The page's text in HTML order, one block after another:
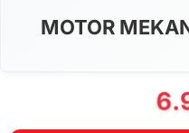
MOTOR